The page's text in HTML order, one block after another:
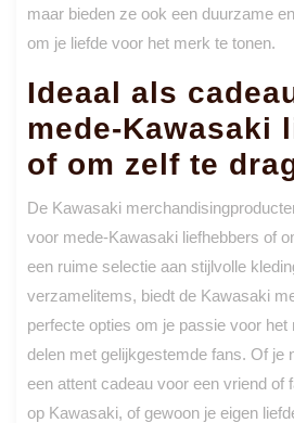
maar bieden ze ook een duurzame
om je liefde voor het merk te tonen.
Ideaal als
mede-Kawasaki
of om zelf te
De Kawasaki
voor mede-Kawasaki liefhebbers of
een ruime selectie aan stijlvolle
verzamelitems, biedt de Kawasaki
perfecte opties om je passie voor het
delen met gelijkgestemde fans. Of je
een attent cadeau voor een vriend of
op Kawasaki, of gewoon je eigen